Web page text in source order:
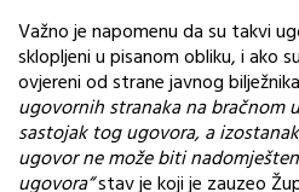
Važno je napomenu da su takvi
sklopljeni u pisanom obliku, i ako
ovjereni od strane javnog bilježnika
ugovornih stranaka na
sastojak tog ugovora, a
ugovor ne može biti
ugovora“stav je koji je zauzeo